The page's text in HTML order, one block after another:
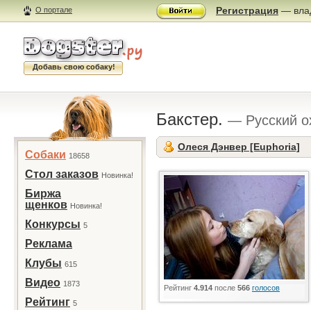
О портале Регистрация —
Добавь свою собаку!
Собаки 18658
Стол заказов Новинка!
Биржа
щенков Новинка!
Конкурсы 5
Реклама
Клубы 615
Видео 1873
Рейтинг 5
Бакстер. — Русский
Олеся Дэнвер [Euphoria]
Рейтинг 4.914 после 566 голосов